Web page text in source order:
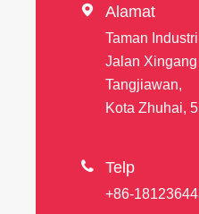
 Alamat
Taman
Jalan
Tangjiawan,
Kota Zhuhai,
 Telp
+86-